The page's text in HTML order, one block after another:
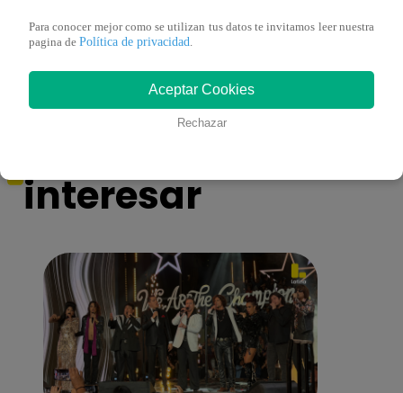
También te puede
interesar
Para conocer mejor como se utilizan tus datos te invitamos leer nuestra
pagina de Política de privacidad.
Aceptar Cookies
Rechazar